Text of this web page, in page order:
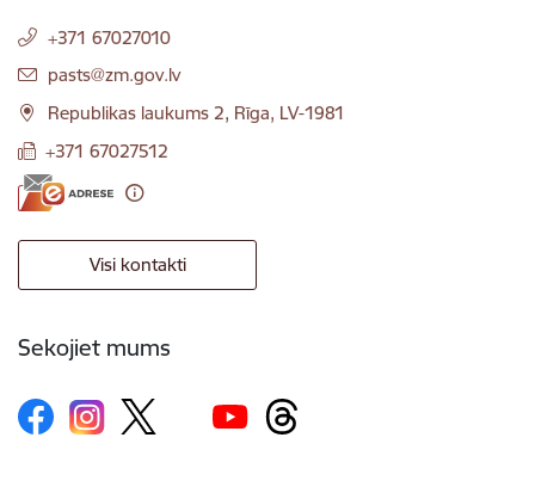
+371 67027010
E-pasts:
pasts@zm.gov.lv
Republikas laukums 2, Rīga, LV-1981
+371 67027512
Visi kontakti
Sekojiet mums